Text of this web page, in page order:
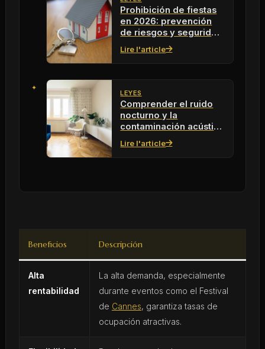
Prohibición de fiestas
en 2026: prevención
de riesgos y seguridad
en las fiestas
Lire l'article
LEYES
Comprender el ruido
nocturno y la
contaminación acústica
en 2026: ¿qué
soluciones?
Lire l'article
Beneficios Descripción
Alta
rentabilidad
La alta demanda, especialmente
durante eventos como el Festival
de Cannes, garantiza tasas de
ocupación atractivas.